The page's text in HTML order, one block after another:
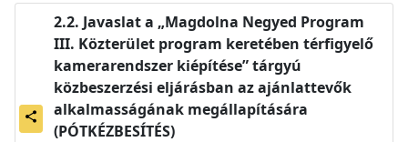
share
Javaslat a „Magdolna Negyed Program
III. Közterület program keretében térfigyelő
kamerarendszer kiépítése” tárgyú
közbeszerzési eljárásban az ajánlattevők
alkalmasságának megállapítására
(PÓTKÉZBESÍTÉS)